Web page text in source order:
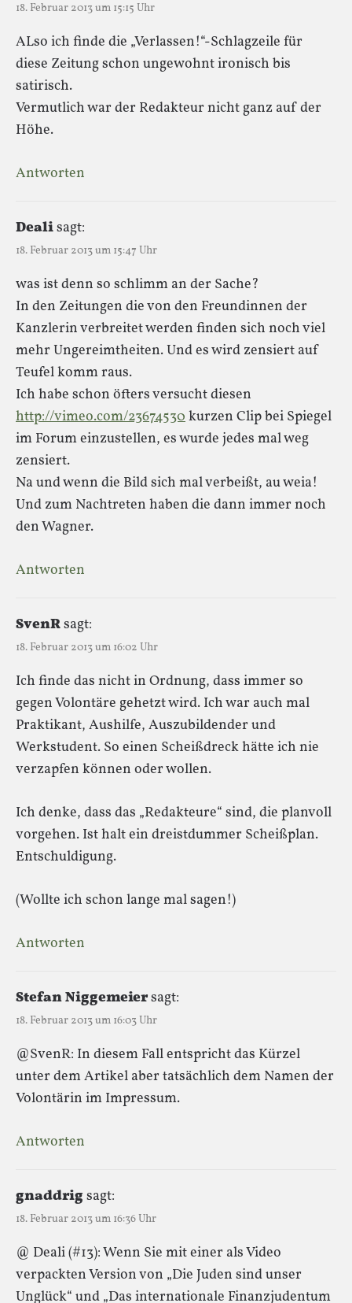
18. Februar 2013 um 15:15 Uhr
ALso ich finde die „Verlassen!“-Schlagzeile für
diese Zeitung schon ungewohnt ironisch bis
satirisch.
Vermutlich war der Redakteur nicht ganz auf der
Höhe.
Antworten
Dealisagt:
18. Februar 2013 um 15:47 Uhr
was ist denn so schlimm an der Sache?
In den Zeitungen die von den Freundinnen der
Kanzlerin verbreitet werden finden sich noch viel
mehr Ungereimtheiten. Und es wird zensiert auf
Teufel komm raus.
Ich habe schon öfters versucht diesen
http://vimeo.com/23674530kurzen Clip bei Spiegel
im Forum einzustellen, es wurde jedes mal weg
zensiert.
Na und wenn die Bild sich mal verbeißt, au weia!
Und zum Nachtreten haben die dann immer noch
den Wagner.
Antworten
SvenRsagt:
18. Februar 2013 um 16:02 Uhr
Ich finde das nicht in Ordnung, dass immer so
gegen Volontäre gehetzt wird. Ich war auch mal
Praktikant, Aushilfe, Auszubildender und
Werkstudent. So einen Scheißdreck hätte ich nie
verzapfen können oder wollen.
Ich denke, dass das „Redakteure“ sind, die planvoll
vorgehen. Ist halt ein dreistdummer Scheißplan.
Entschuldigung.
(Wollte ich schon lange mal sagen!)
Antworten
Stefan Niggemeiersagt:
18. Februar 2013 um 16:03 Uhr
@SvenR: In diesem Fall entspricht das Kürzel
unter dem Artikel aber tatsächlich dem Namen der
Volontärin im Impressum.
Antworten
gnaddrigsagt:
18. Februar 2013 um 16:36 Uhr
@ Deali (#13): Wenn Sie mit einer als Video
verpackten Version von „Die Juden sind unser
Unglück“ und „Das internationale Finanzjudentum